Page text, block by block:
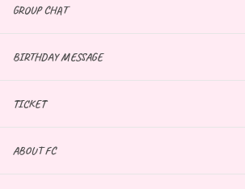
GROUP CHAT
BIRTHDAY MESSAGE
TICKET
ABOUT FC